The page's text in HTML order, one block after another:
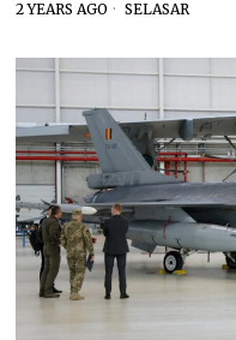
2 YEARS AGO SELASAR